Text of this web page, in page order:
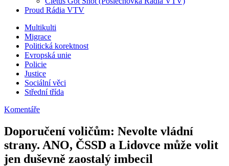
Proud Rádia VTV
Sub
menu
Multikulti
Migrace
Politická korektnost
Evropská unie
Policie
Justice
Sociální věci
Střední třída
Komentáře
Doporučení voličům: Nevolte vládní
strany. ANO, ČSSD a Lidovce může volit
jen duševně zaostalý imbecil